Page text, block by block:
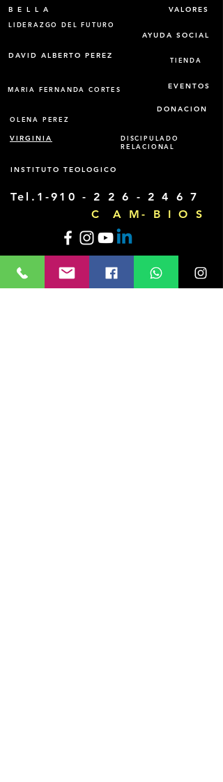
B E L L A VALORES
LIDERAZGO DEL FUTURO
AYUDA SOCIAL
DAVID ALBERTO PEREZ
MARIA FERNANDA CORTES
TIENDA
EVENTOS
DONACION
OLENA PEREZ
VIRGINIA
DISCIPULADO
RELACIONAL
INSTITUTO TEOLOGICO
Tel.1-910 - 2 2 6 - 2 4 6 7
C A M- B I O S
Domingos 11am a 12:15pm
1701 W. 53rd Terrace